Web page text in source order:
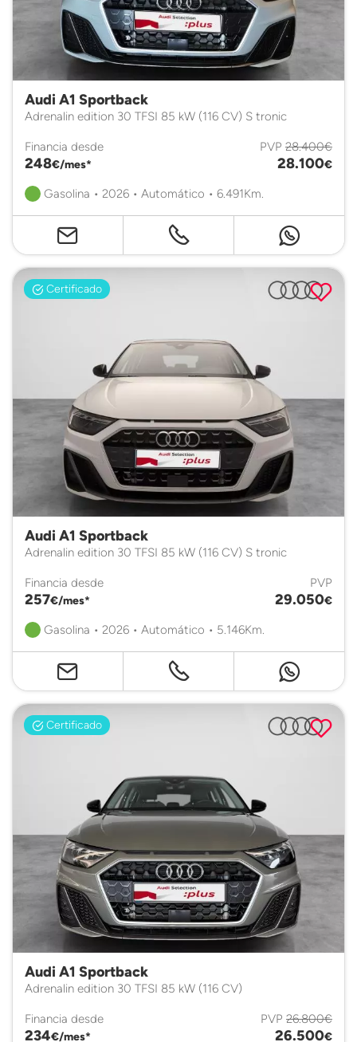
Audi A1 Sportback
Adrenalin edition 30 TFSI 85 kW (116 CV) S tronic
Financia desde
248€/mes*
PVP 28.400€
28.100€
Gasolina • 2026 • Automático • 6.491Km.
Certificado
Audi A1 Sportback
Adrenalin edition 30 TFSI 85 kW (116 CV) S tronic
Financia desde
257€/mes*
PVP
29.050€
Gasolina • 2026 • Automático • 5.146Km.
Certificado
Audi A1 Sportback
Adrenalin edition 30 TFSI 85 kW (116 CV)
Financia desde
234€/mes*
PVP 26.800€
26.500€